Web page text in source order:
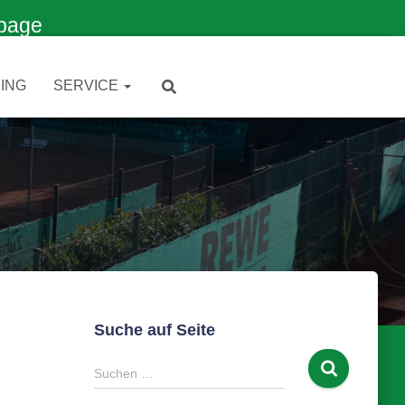
SERVICE
Suche auf Seite
S
u
Suchen …